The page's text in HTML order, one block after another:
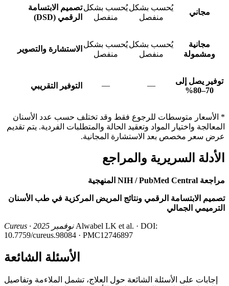
تصميم الابتسامة
الرقمي (DSD)
يُحسب بشكل
منفصل
يُحسب بشكل
منفصل
مجاني
الاستشارة والتصوير
يُحسب بشكل
منفصل
يُحسب بشكل
منفصل
مجانية
ومشمولة
التوفير التقريبي — —
توفير يصل إلى
70–80%
* الأسعار متوسطات للرجوع فقط وقد تختلف حسب عدد الأسنان
المعالجة واختيار المواد وتعقيد الحالة والمتطلبات الفردية. يتم تقديم
عرض سعر مخصص بعد الاستشارة المجانية.
الأدلة السريرية والمراجع
مراجعة NIH / PubMed Central المنهجية
تصميم الابتسامة الرقمي ونتائج المريض المركزية في طب الأسنان
الترميمي الجمالي
Cureus · نوفمبر 2025Alwabel LK et al. · DOI:
10.7759/cureus.98084 · PMC12746897
الأسئلة الشائعة
إجابات على الأسئلة الشائعة حول العلاج، تشمل الملاءمة وتفاصيل